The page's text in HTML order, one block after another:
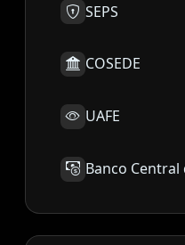
SEPS
COSEDE
UAFE
Banco